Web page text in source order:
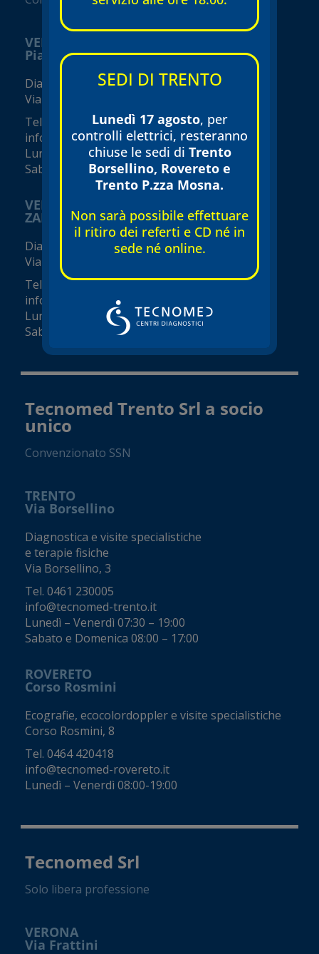
VERONA
Piazza Isolo
Diagnostica e visite specialistiche
Via Seghe San Tomaso, 17
Tel.
045 8002248
info@tecnomed-verona.it
Lunedì – Venerdì 08:00 – 19:00
Sabato 08:00 – 16:00 (orari variabili)
VERONA
ZAI - Viale del Commercio
Diagnostica e visite specialistiche
Viale del Commercio, 14 (Zai)
Tel.
045 8002248
info@tecnomed-verona.it
Lunedì – Venerdì 08:00 – 19:00
Sabato 08:00 – 18:00 (orari variabili)
Tecnomed Trento Srl a socio
unico
Convenzionato SSN
TRENTO
Via Borsellino
Diagnostica e visite specialistiche
e terapie fisiche
Via Borsellino, 3
Tel. 0461 230005
info@tecnomed-trento.it
Lunedì – Venerdì 07:30 – 19:00
Sabato e Domenica 08:00 – 17:00
ROVERETO
Corso Rosmini
Ecografie, ecocolordoppler e visite specialistiche
Corso Rosmini, 8
Tel. 0464 420418
info@tecnomed-rovereto.it
Lunedì – Venerdì 08:00-19:00
Tecnomed Srl
Solo libera professione
VERONA
Via Frattini
SEDI DI TRENTO
Lunedì 17 agosto, per
controlli elettrici, resteranno
chiuse le sedi di Trento
Borsellino, Rovereto e
Trento P.zza Mosna.
Non sarà possibile effettuare
il ritiro dei referti e CD né in
sede né online.